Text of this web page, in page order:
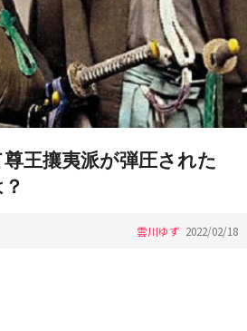
王攘夷派が弾圧された
雲川ゆず 2022/02/18